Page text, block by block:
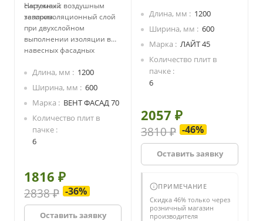
системах с воздушным
зазором.
Наружный
теплоизоляционный слой
при двухслойном
выполнении изоляции в
навесных фасадных
зазором.
Длина, мм
1200
Ширина, мм
600
Марка
ВЕНТ ФАСАД 70
Количество плит в
пачке
6
1816 ₽
2838 ₽ -36%
Оставить заявку
укладкой изоляции между
лагами.
Длина, мм
1200
Ширина, мм
600
Марка
ЛАЙТ 45
Количество плит в
пачке
6
2057 ₽
3810 ₽ -46%
Оставить заявку
ПРИМЕЧАНИЕ
Скидка 46% только через
розничный магазин
производителя